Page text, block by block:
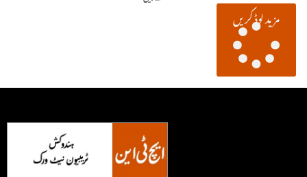
مزید لوڈ کریں